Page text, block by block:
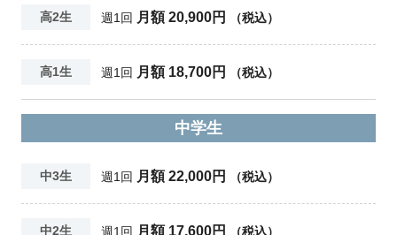
高2生 週1回 月額 20,900円 （税込）
高1生 週1回 月額 18,700円 （税込）
中学生
中3生 週1回 月額 22,000円 （税込）
中2生 週1回 月額 17,600円 （税込）